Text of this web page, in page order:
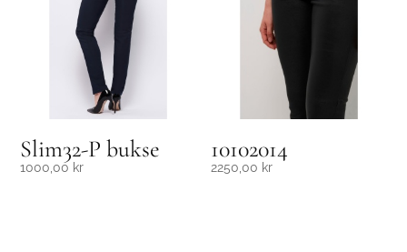
Slim32-P bukse
1000,00 kr
10102014
2250,00 kr